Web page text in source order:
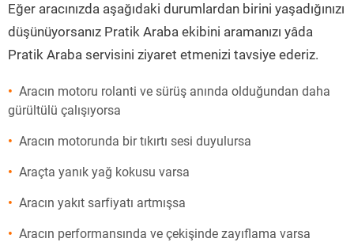
Eğer aracınızda aşağıdaki durumlardan birini yaşadığınızı
düşünüyorsanız Pratik Araba ekibini aramanızı yâda
Pratik Araba servisini ziyaret etmenizi tavsiye ederiz.
Aracın motoru rolanti ve sürüş anında olduğundan daha
gürültülü çalışıyorsa
Aracın motorunda bir tıkırtı sesi duyulursa
Araçta yanık yağ kokusu varsa
Aracın yakıt sarfiyatı artmışsa
Aracın performansında ve çekişinde zayıflama varsa